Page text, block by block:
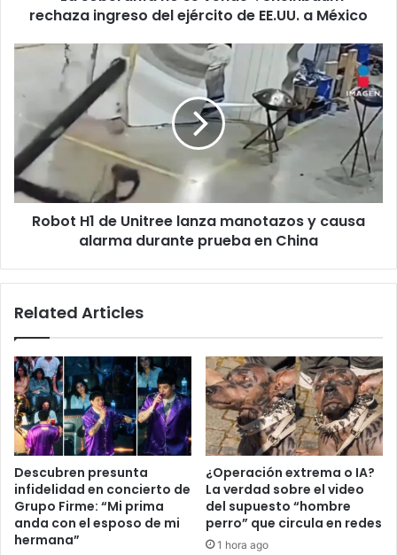
a
rechaza ingreso del ejército de EE.UU. a México
Robot
lanza
manotazos
y
causa
alarma
durante
Robot H1 de Unitree lanza manotazos y causa
alarma durante prueba en China
Related Articles
Descubren presunta
infidelidad en concierto de
Grupo Firme: “Mi prima
anda con el esposo de mi
hermana”
¿Operación extrema o IA?
La verdad sobre el video
del supuesto “hombre
perro” que circula en redes
1 hora ago